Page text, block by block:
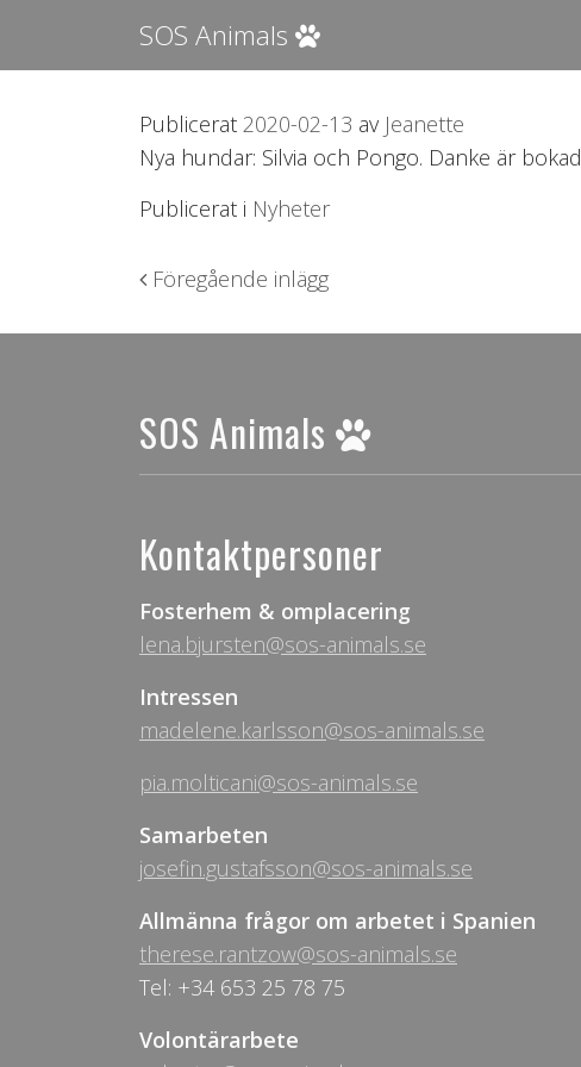
SOS Animals
Publicerat 2020-02-13 av Jeanette
Nya hundar: Silvia och Pongo. Danke är bokad
Publicerat i Nyheter
Inläggsnavigering
Föregående inlägg
SOS Animals
Kontaktpersoner
Fosterhem & omplacering
lena.bjursten@sos-animals.se
Intressen
madelene.karlsson@sos-animals.se
pia.molticani@sos-animals.se
Samarbeten
josefin.gustafsson@sos-animals.se
Allmänna frågor om arbetet i Spanien
therese.rantzow@sos-animals.se
Tel: +34 653 25 78 75
Volontärarbete